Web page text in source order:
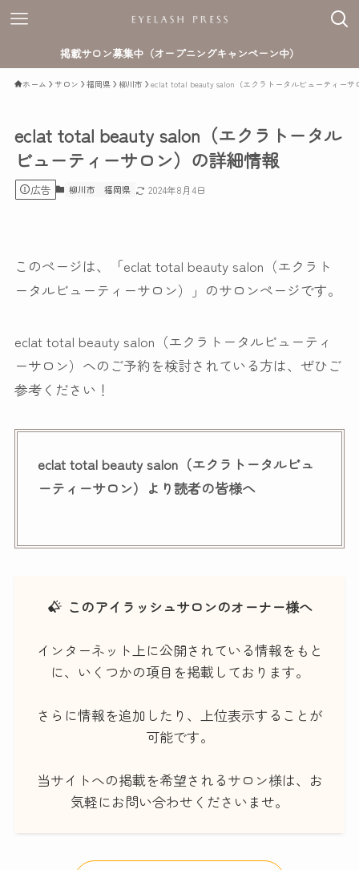
掲載サロン募集中（オープニングキャンペーン中）
ホーム サロン 福岡県 柳川市 eclat total beauty salon（エクラトータルビューティーサ
eclat total beauty salon（エクラトータル
ビューティーサロン）の詳細情報
広告 柳川市 福岡県 2024年8月4日
このページは、「eclat total beauty salon（エクラト
ータルビューティーサロン）」のサロンページです。
eclat total beauty salon（エクラトータルビューティ
ーサロン）へのご予約を検討されている方は、ぜひご
参考ください！
eclat total beauty salon（エクラトータルビュ
ーティーサロン）より読者の皆様へ
このアイラッシュサロンのオーナー様へ
インターネット上に公開されている情報をもと
に、いくつかの項目を掲載しております。
さらに情報を追加したり、上位表示することが
可能です。
当サイトへの掲載を希望されるサロン様は、お
気軽にお問い合わせくださいませ。